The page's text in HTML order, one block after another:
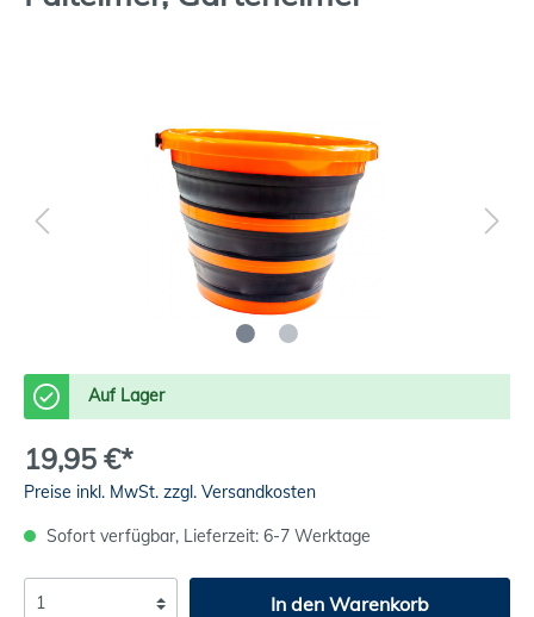
Auf Lager
19,95 €*
Preise inkl. MwSt. zzgl. Versandkosten
Sofort verfügbar, Lieferzeit: 6-7 Werktage
In den Warenkorb